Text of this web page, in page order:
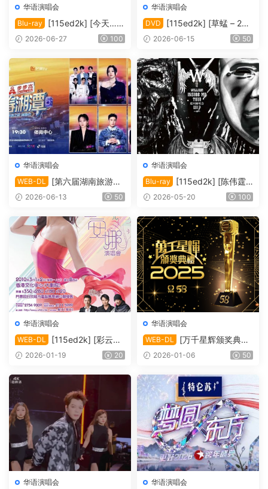
华语演唱会
Blu-ray
[115ed2k] [今天…is
the Day 刘德华巡回演唱会]
MA5.1][ISO/42.00 GiB]
2026-06-27 100
华语演唱会
DVD
[115ed2k] [草蜢 – 25
周年演唱会2010 Karaoke][IS
2026-06-15 50
华语演唱会
WEB-DL
[第六届湖南旅游发
展大会·青春湘潭演唱会][108
HBO][TS/20.33 GiB]
2026-06-13 50
华语演唱会
Blu-ray
[115ed2k] [陈伟霆“I
nside Me”巡回演唱会][Blura
1][ISO/63.91 GiB]
2026-05-20 100
华语演唱会
WEB-DL
[115ed2k] [彩云再
现雷安娜演唱会][1080i.HDT
B]
2026-01-19 20
华语演唱会
WEB-DL
[万千星辉颁奖典礼
2025][1080i.HDTV.H264.D
2026-01-06 50
华语演唱会 华语演唱会